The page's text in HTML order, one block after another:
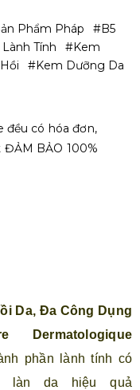
Phẩm Pháp
#B5
Tính
#kem
#kem Dưỡng Da
đều có hóa đơn,
BẢO 100%
Da, Đa Công Dụng
Dermatologique
phần lành tính có
làn da hiệu quả